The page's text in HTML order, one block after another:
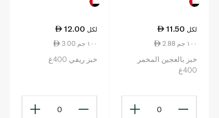
11.50 لكل
2.88 ١٠٠ جم
خبز بالعجين المخمر
400غ
0
12.00 لكل
3.00 ١٠٠ جم
خبز ريفي 400غ
0